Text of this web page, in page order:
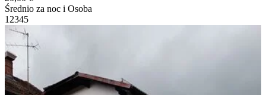
Średnio za noc i Osoba
1 2345